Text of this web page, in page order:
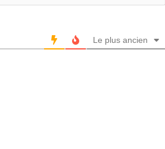
Le plus ancien